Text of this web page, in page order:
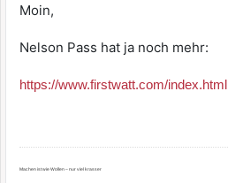
Moin,
Nelson Pass hat ja noch mehr:
https://www.firstwatt.com/index.html
Machen ist wie Wollen – nur viel krasser